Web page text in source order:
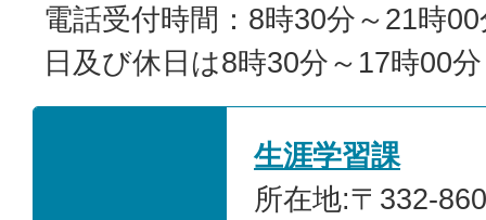
電話受付時間：8時30分～21時
日及び休日は8時30分～17時00
生涯学習課
所在地:〒332-